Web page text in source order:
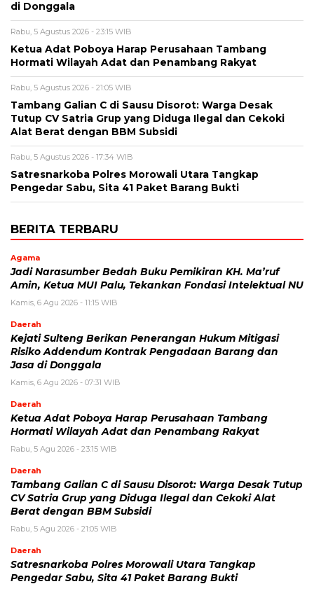
di Donggala
Rabu, 5 Agustus 2026 - 23:15 WIB
Ketua Adat Poboya Harap Perusahaan Tambang
Hormati Wilayah Adat dan Penambang Rakyat
Rabu, 5 Agustus 2026 - 21:05 WIB
Tambang Galian C di Sausu Disorot: Warga Desak
Tutup CV Satria Grup yang Diduga Ilegal dan Cekoki
Alat Berat dengan BBM Subsidi
Rabu, 5 Agustus 2026 - 17:34 WIB
Satresnarkoba Polres Morowali Utara Tangkap
Pengedar Sabu, Sita 41 Paket Barang Bukti
BERITA TERBARU
Agama
Jadi Narasumber Bedah Buku Pemikiran KH. Ma’ruf
Amin, Ketua MUI Palu, Tekankan Fondasi Intelektual NU
Kamis, 6 Agu 2026 - 11:15 WIB
Daerah
Kejati Sulteng Berikan Penerangan Hukum Mitigasi
Risiko Addendum Kontrak Pengadaan Barang dan
Jasa di Donggala
Kamis, 6 Agu 2026 - 07:31 WIB
Daerah
Ketua Adat Poboya Harap Perusahaan Tambang
Hormati Wilayah Adat dan Penambang Rakyat
Rabu, 5 Agu 2026 - 23:15 WIB
Daerah
Tambang Galian C di Sausu Disorot: Warga Desak Tutup
CV Satria Grup yang Diduga Ilegal dan Cekoki Alat
Berat dengan BBM Subsidi
Rabu, 5 Agu 2026 - 21:05 WIB
Daerah
Satresnarkoba Polres Morowali Utara Tangkap
Pengedar Sabu, Sita 41 Paket Barang Bukti